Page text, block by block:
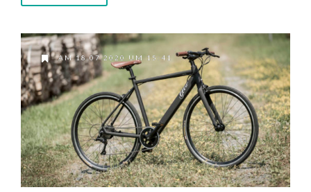
AM 18.07.2020 UM 15:41